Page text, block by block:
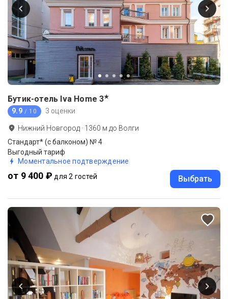
Бутик-отель Iva Home 3★
9.9 / 10 3 оценки
Нижний Новгород · 1360 м до Волги
Стандарт* (с балконом) № 4
Выгодный тариф
Моментальное подтверждение
от 9 400 ₽ для 2 гостей Выбрать